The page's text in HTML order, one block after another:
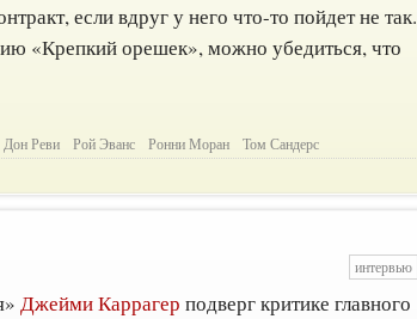
если вдруг у него что-то пойдет не так.
«Крепкий орешек», можно убедиться, что
Дон Реви Рой Эванс Ронни Моран Том Сандерс
интервью
Джейми Каррагер подверг критике главного